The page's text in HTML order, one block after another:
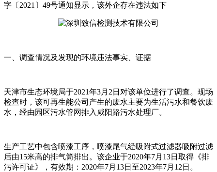
字〔2021〕49号通知显示，该外企存在违法如下
一、调查情况及发现的环境违法事实、证据
天津市生态环境局于2021年3月2日对该单位进行了调查。现场
检查时，该可再生能公司产生的废水主要为生活污水和餐饮废
水，经由园区污水管网排入咸阳路污水处理厂。
生产工艺中包含喷漆工序，喷漆尾气经吸附式过滤器吸附过滤
后由15米高的排气筒排出。该企业于2020年7月13日取得《排
污许可证》，有效期：2020年7月13日至2023年7月12日。